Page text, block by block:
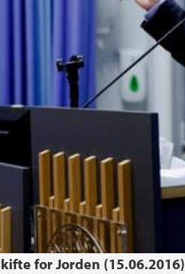
for Jorden (15.06.2016)